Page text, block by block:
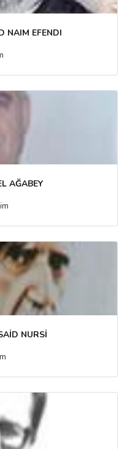
NAIM EFENDI
AĞABEY
NURSİ